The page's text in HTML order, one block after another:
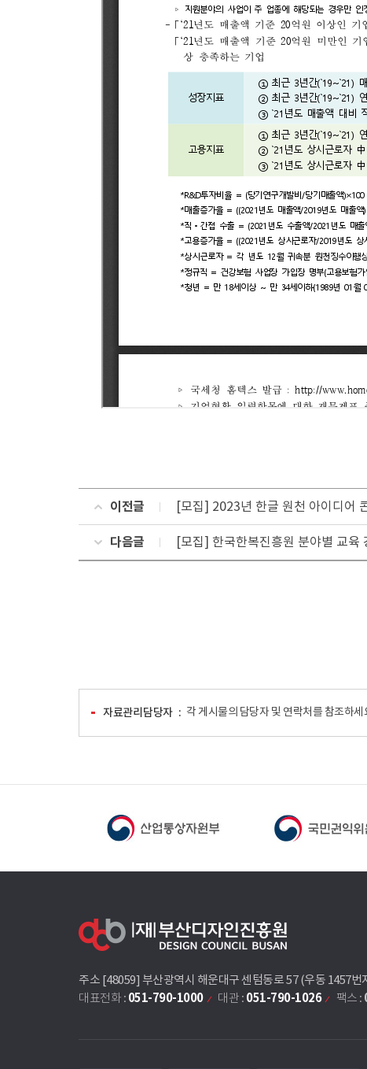
이전글 [모집] 2023년 한글 원천 아이디어
다음글 [모집] 한국한복진흥원 분야별 교육
자료관리담당자 각 게시물의 담당자 및 연락처를 참조하세
주소 [48059] 부산광역시 해운대구 센텀동로 57 (우동 1457번
대표전화 : 051-790-1000 대관 : 051-790-1026 팩스 :